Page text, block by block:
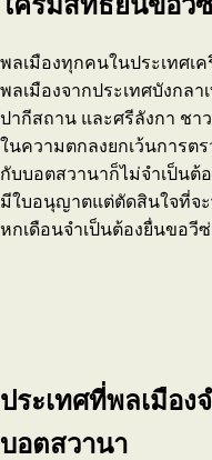
พลเมืองทุกคนในประเทศเ
พลเมืองจากประเทศบังกลา
ปากีสถาน และศรีลังกา ชา
ในความตกลงยกเว้นการตร
กับบอตสวานาก็ไม่จำเป็นต้
มีใบอนุญาตแต่ตัดสินใจที่จะ
หกเดือนจำเป็นต้องยื่นขอวี
ประเทศที่พลเมือง
บอตสวานา